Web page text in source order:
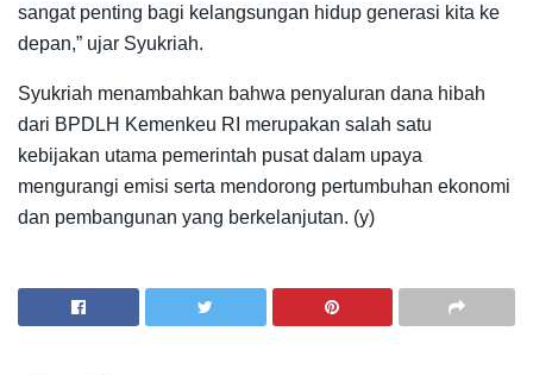
sangat penting bagi kelangsungan hidup generasi kita ke
depan,” ujar Syukriah.
Syukriah menambahkan bahwa penyaluran dana hibah
dari BPDLH Kemenkeu RI merupakan salah satu
kebijakan utama pemerintah pusat dalam upaya
mengurangi emisi serta mendorong pertumbuhan ekonomi
dan pembangunan yang berkelanjutan. (y)